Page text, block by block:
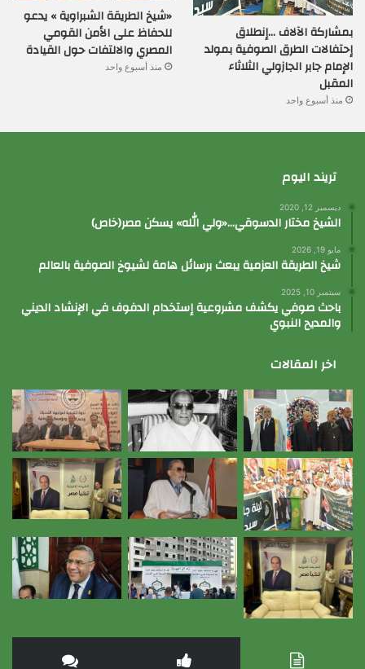
بمشاركة الآلاف …إنطلاق
إحتفالات الطرق الصوفية بمولد
الإمام جابر الجازولي الثلاثاء
المقبل
منذ أسبوع واحد
«شيخ الطريقة الشبراوية » يدعو
للحفاظ على الأمن القومي
المصري والالتفات حول القيادة
منذ أسبوع واحد
تريند اليوم
ديسمبر 12, 2020
الشيخ مختار الدسوقي…«ولي الله» يسكن مصر(خاص)
مايو 19, 2026
شيخ الطريقة العزمية يبعث برسائل هامة لشيوخ الصوفية بالعالم
سبتمبر 10, 2025
باحث صوفي يكشف مشروعية إستخدام الدفوف في الإنشاد الديني
والمديح النبوي
اخر المقالات